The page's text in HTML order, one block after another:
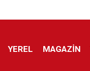
YEREL MAGAZİN